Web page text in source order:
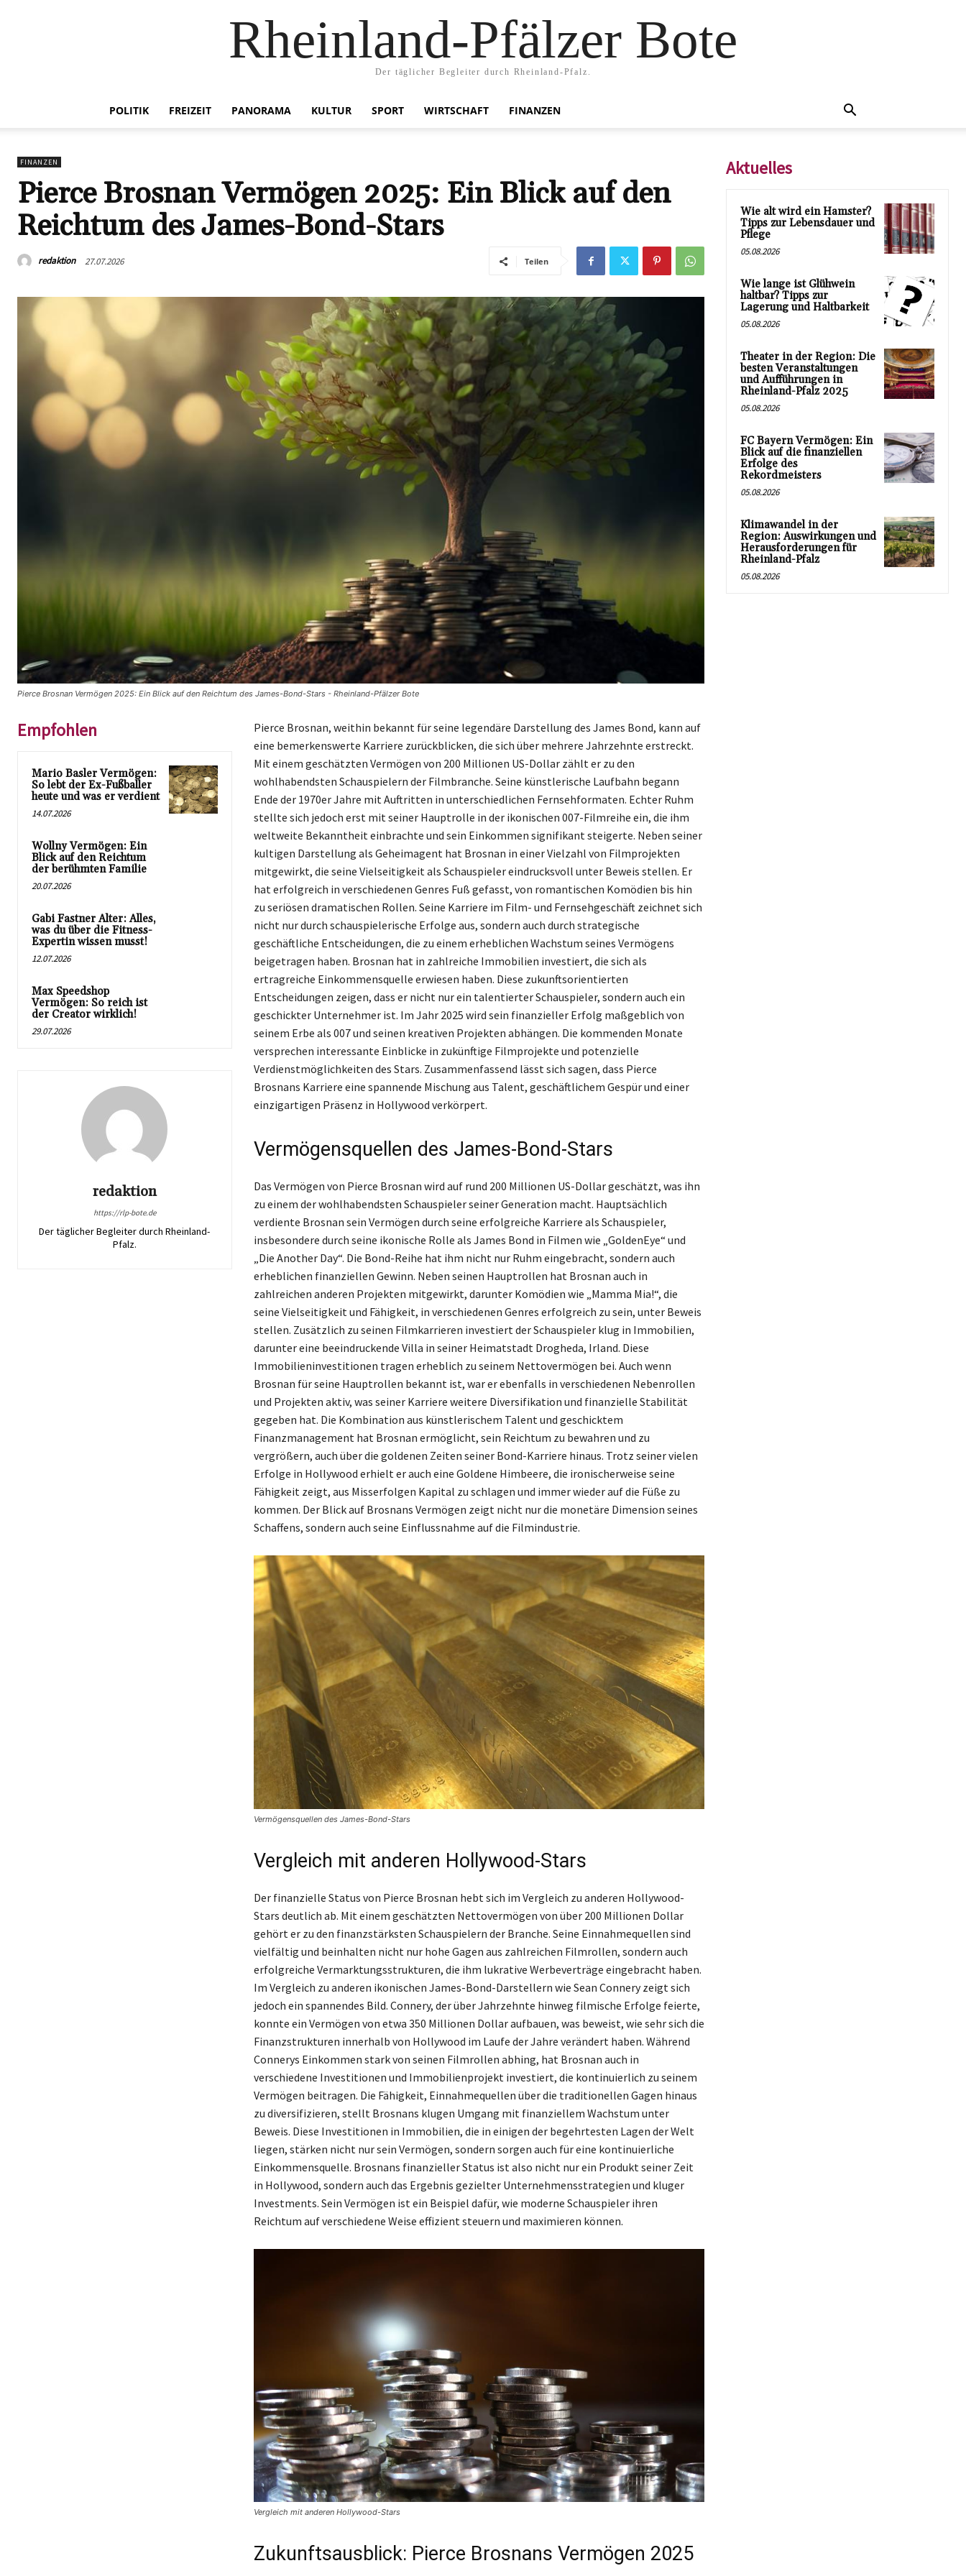
Rheinland-Pfälzer Bote
Der täglicher Begleiter durch Rheinland-Pfalz.
POLITIK FREIZEIT PANORAMA KULTUR SPORT WIRTSCHAFT FINANZEN
FINANZEN
Pierce Brosnan Vermögen 2025: Ein Blick auf den
Reichtum des James-Bond-Stars
redaktion 27.07.2026 Teilen
Pierce Brosnan Vermögen 2025: Ein Blick auf den Reichtum des James-Bond-Stars - Rheinland-Pfälzer Bote
Empfohlen
Mario Basler Vermögen:
So lebt der Ex-Fußballer
heute und was er verdient
14.07.2026
Wollny Vermögen: Ein
Blick auf den Reichtum
der berühmten Familie
20.07.2026
Gabi Fastner Alter: Alles,
was du über die Fitness-
Expertin wissen musst!
12.07.2026
Max Speedshop
Vermögen: So reich ist
der Creator wirklich!
29.07.2026
redaktion
https://rlp-bote.de
Der täglicher Begleiter durch Rheinland-
Pfalz.
Pierce Brosnan, weithin bekannt für seine legendäre Darstellung des James Bond, kann auf
eine bemerkenswerte Karriere zurückblicken, die sich über mehrere Jahrzehnte erstreckt.
Mit einem geschätzten Vermögen von 200 Millionen US-Dollar zählt er zu den
wohlhabendsten Schauspielern der Filmbranche. Seine künstlerische Laufbahn begann
Ende der 1970er Jahre mit Auftritten in unterschiedlichen Fernsehformaten. Echter Ruhm
stellte sich jedoch erst mit seiner Hauptrolle in der ikonischen 007-Filmreihe ein, die ihm
weltweite Bekanntheit einbrachte und sein Einkommen signifikant steigerte. Neben seiner
kultigen Darstellung als Geheimagent hat Brosnan in einer Vielzahl von Filmprojekten
mitgewirkt, die seine Vielseitigkeit als Schauspieler eindrucksvoll unter Beweis stellen. Er
hat erfolgreich in verschiedenen Genres Fuß gefasst, von romantischen Komödien bis hin
zu seriösen dramatischen Rollen. Seine Karriere im Film- und Fernsehgeschäft zeichnet sich
nicht nur durch schauspielerische Erfolge aus, sondern auch durch strategische
geschäftliche Entscheidungen, die zu einem erheblichen Wachstum seines Vermögens
beigetragen haben. Brosnan hat in zahlreiche Immobilien investiert, die sich als
ertragreiche Einkommensquelle erwiesen haben. Diese zukunftsorientierten
Entscheidungen zeigen, dass er nicht nur ein talentierter Schauspieler, sondern auch ein
geschickter Unternehmer ist. Im Jahr 2025 wird sein finanzieller Erfolg maßgeblich von
seinem Erbe als 007 und seinen kreativen Projekten abhängen. Die kommenden Monate
versprechen interessante Einblicke in zukünftige Filmprojekte und potenzielle
Verdienstmöglichkeiten des Stars. Zusammenfassend lässt sich sagen, dass Pierce
Brosnans Karriere eine spannende Mischung aus Talent, geschäftlichem Gespür und einer
einzigartigen Präsenz in Hollywood verkörpert.
Vermögensquellen des James-Bond-Stars
Das Vermögen von Pierce Brosnan wird auf rund 200 Millionen US-Dollar geschätzt, was ihn
zu einem der wohlhabendsten Schauspieler seiner Generation macht. Hauptsächlich
verdiente Brosnan sein Vermögen durch seine erfolgreiche Karriere als Schauspieler,
insbesondere durch seine ikonische Rolle als James Bond in Filmen wie „GoldenEye“ und
„Die Another Day“. Die Bond-Reihe hat ihm nicht nur Ruhm eingebracht, sondern auch
erheblichen finanziellen Gewinn. Neben seinen Hauptrollen hat Brosnan auch in
zahlreichen anderen Projekten mitgewirkt, darunter Komödien wie „Mamma Mia!“, die
seine Vielseitigkeit und Fähigkeit, in verschiedenen Genres erfolgreich zu sein, unter Beweis
stellen. Zusätzlich zu seinen Filmkarrieren investiert der Schauspieler klug in Immobilien,
darunter eine beeindruckende Villa in seiner Heimatstadt Drogheda, Irland. Diese
Immobilieninvestitionen tragen erheblich zu seinem Nettovermögen bei. Auch wenn
Brosnan für seine Hauptrollen bekannt ist, war er ebenfalls in verschiedenen Nebenrollen
und Projekten aktiv, was seiner Karriere weitere Diversifikation und finanzielle Stabilität
gegeben hat. Die Kombination aus künstlerischem Talent und geschicktem
Finanzmanagement hat Brosnan ermöglicht, sein Reichtum zu bewahren und zu
vergrößern, auch über die goldenen Zeiten seiner Bond-Karriere hinaus. Trotz seiner vielen
Erfolge in Hollywood erhielt er auch eine Goldene Himbeere, die ironischerweise seine
Fähigkeit zeigt, aus Misserfolgen Kapital zu schlagen und immer wieder auf die Füße zu
kommen. Der Blick auf Brosnans Vermögen zeigt nicht nur die monetäre Dimension seines
Schaffens, sondern auch seine Einflussnahme auf die Filmindustrie.
Vermögensquellen des James-Bond-Stars
Vergleich mit anderen Hollywood-Stars
Der finanzielle Status von Pierce Brosnan hebt sich im Vergleich zu anderen Hollywood-
Stars deutlich ab. Mit einem geschätzten Nettovermögen von über 200 Millionen Dollar
gehört er zu den finanzstärksten Schauspielern der Branche. Seine Einnahmequellen sind
vielfältig und beinhalten nicht nur hohe Gagen aus zahlreichen Filmrollen, sondern auch
erfolgreiche Vermarktungsstrukturen, die ihm lukrative Werbeverträge eingebracht haben.
Im Vergleich zu anderen ikonischen James-Bond-Darstellern wie Sean Connery zeigt sich
jedoch ein spannendes Bild. Connery, der über Jahrzehnte hinweg filmische Erfolge feierte,
konnte ein Vermögen von etwa 350 Millionen Dollar aufbauen, was beweist, wie sehr sich die
Finanzstrukturen innerhalb von Hollywood im Laufe der Jahre verändert haben. Während
Connerys Einkommen stark von seinen Filmrollen abhing, hat Brosnan auch in
verschiedene Investitionen und Immobilienprojekt investiert, die kontinuierlich zu seinem
Vermögen beitragen. Die Fähigkeit, Einnahmequellen über die traditionellen Gagen hinaus
zu diversifizieren, stellt Brosnans klugen Umgang mit finanziellem Wachstum unter
Beweis. Diese Investitionen in Immobilien, die in einigen der begehrtesten Lagen der Welt
liegen, stärken nicht nur sein Vermögen, sondern sorgen auch für eine kontinuierliche
Einkommensquelle. Brosnans finanzieller Status ist also nicht nur ein Produkt seiner Zeit
in Hollywood, sondern auch das Ergebnis gezielter Unternehmensstrategien und kluger
Investments. Sein Vermögen ist ein Beispiel dafür, wie moderne Schauspieler ihren
Reichtum auf verschiedene Weise effizient steuern und maximieren können.
Vergleich mit anderen Hollywood-Stars
Zukunftsausblick: Pierce Brosnans Vermögen 2025
Aktuelles
Wie alt wird ein Hamster?
Tipps zur Lebensdauer und
Pflege
05.08.2026
Wie lange ist Glühwein
haltbar? Tipps zur
Lagerung und Haltbarkeit
05.08.2026
Theater in der Region: Die
besten Veranstaltungen
und Aufführungen in
Rheinland-Pfalz 2025
05.08.2026
FC Bayern Vermögen: Ein
Blick auf die finanziellen
Erfolge des
Rekordmeisters
05.08.2026
Klimawandel in der
Region: Auswirkungen und
Herausforderungen für
Rheinland-Pfalz
05.08.2026